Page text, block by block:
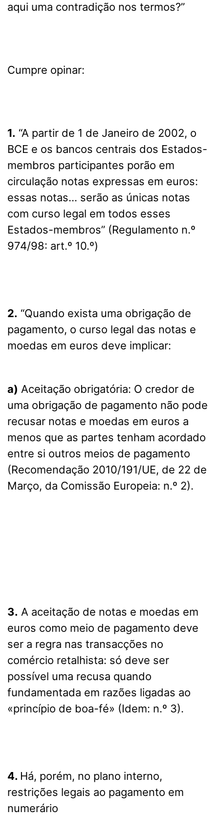
aqui uma contradição nos termos?”
Cumpre opinar:
1. “A partir de 1 de Janeiro de 2002, o
BCE e os bancos centrais dos Estados-
membros participantes porão em
circulação notas expressas em euros:
essas notas… serão as únicas notas
com curso legal em todos esses
Estados-membros” (Regulamento n.º
974/98: art.º 10.º)
2. “Quando exista uma obrigação de
pagamento, o curso legal das notas e
moedas em euros deve implicar:
a) Aceitação obrigatória: O credor de
uma obrigação de pagamento não pode
recusar notas e moedas em euros a
menos que as partes tenham acordado
entre si outros meios de pagamento
(Recomendação 2010/191/UE, de 22 de
Março, da Comissão Europeia: n.º 2).
3. A aceitação de notas e moedas em
euros como meio de pagamento deve
ser a regra nas transacções no
comércio retalhista: só deve ser
possível uma recusa quando
fundamentada em razões ligadas ao
«princípio de boa-fé» (Idem: n.º 3).
4. Há, porém, no plano interno,
restrições legais ao pagamento em
numerário